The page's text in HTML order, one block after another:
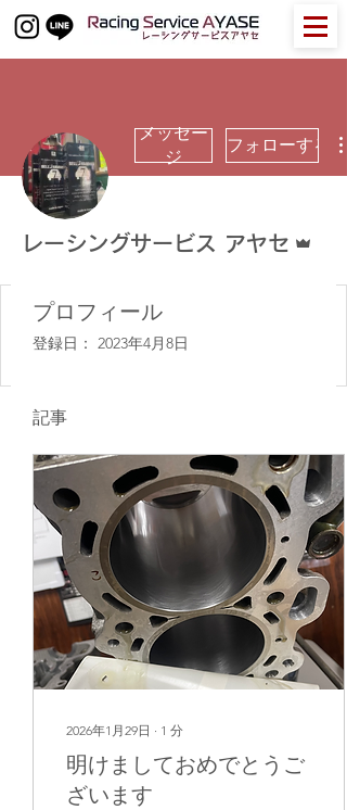
メッセー
ジ
フォローする
レーシングサービス アヤセ
プロフィール
登録日： 2023年4月8日
記事
2026年1月29日 ∙ 1 分
明けましておめでとうご
ざいます